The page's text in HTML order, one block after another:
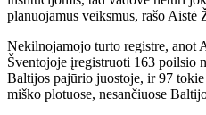
planuojamus veiksmus, rašo Aistė
Nekilnojamojo turto registre, anot
Šventojoje įregistruoti 163 poilsio
Baltijos pajūrio juostoje, ir 97 tokie
miško plotuose, nesančiuose